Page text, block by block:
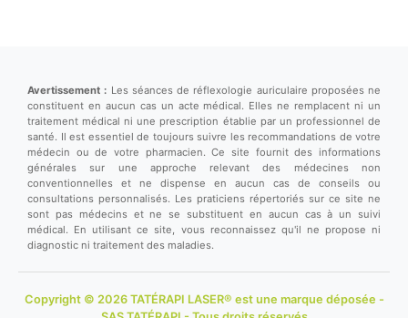
Avertissement : Les séances de réflexologie auriculaire proposées ne
constituent en aucun cas un acte médical. Elles ne remplacent ni un
traitement médical ni une prescription établie par un professionnel de
santé. Il est essentiel de toujours suivre les recommandations de votre
médecin ou de votre pharmacien. Ce site fournit des informations
générales sur une approche relevant des médecines non
conventionnelles et ne dispense en aucun cas de conseils ou
consultations personnalisés. Les praticiens répertoriés sur ce site ne
sont pas médecins et ne se substituent en aucun cas à un suivi
médical. En utilisant ce site, vous reconnaissez qu'il ne propose ni
diagnostic ni traitement des maladies.
Copyright © 2026 TATÉRAPI LASER® est une marque déposée -